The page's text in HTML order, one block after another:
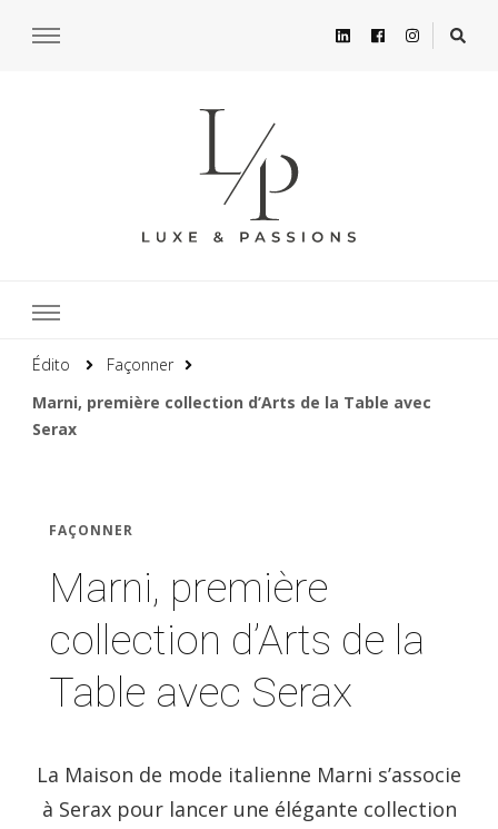
Édito
Façonner
Marni, première collection d’Arts de la Table avec
Serax
FAÇONNER
Marni, première
collection d’Arts de la
Table avec Serax
La Maison de mode italienne Marni s’associe
à Serax pour lancer une élégante collection